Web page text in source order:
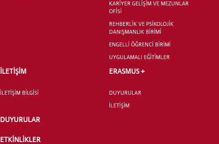
KARİYER GELİŞİM VE MEZUNLAR
OFİSİ
REHBERLİK VE PSİKOLOJİK
DANIŞMANLIK BİRİMİ
ENGELLİ ÖĞRENCİ BİRİMİ
UYGULAMALI EĞİTİMLER
İLETİŞİM
İLETİŞİM BİLGİSİ
ERASMUS +
DUYURULAR
İLETİŞİM
DUYURULAR
ETKİNLİKLER